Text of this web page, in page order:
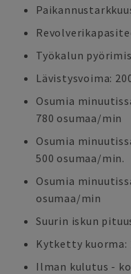
Työkalun
Lävistysvoima:
Osumia
780 osumaa/min
Osumia
500 osumaa/min.
Osumia
osumaa/min
Suurin iskun
Kytketty kuorma:
Ilman kulutus -